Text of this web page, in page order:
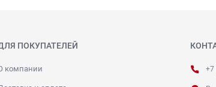
ПОКУПАТЕЛЕЙ
компании +7